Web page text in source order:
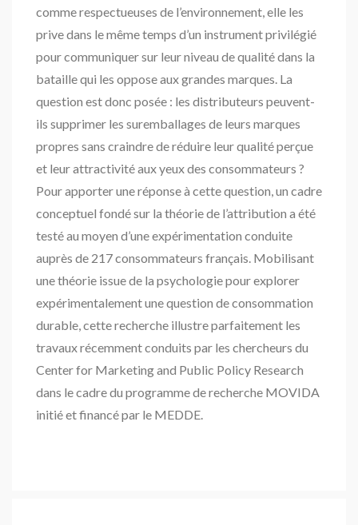
comme respectueuses de l’environnement, elle les
prive dans le même temps d’un instrument privilégié
pour communiquer sur leur niveau de qualité dans la
bataille qui les oppose aux grandes marques. La
question est donc posée : les distributeurs peuvent-
ils supprimer les suremballages de leurs marques
propres sans craindre de réduire leur qualité perçue
et leur attractivité aux yeux des consommateurs ?
Pour apporter une réponse à cette question, un cadre
conceptuel fondé sur la théorie de l’attribution a été
testé au moyen d’une expérimentation conduite
auprès de 217 consommateurs français. Mobilisant
une théorie issue de la psychologie pour explorer
expérimentalement une question de consommation
durable, cette recherche illustre parfaitement les
travaux récemment conduits par les chercheurs du
Center for Marketing and Public Policy Research
dans le cadre du programme de recherche MOVIDA
initié et financé par le MEDDE.